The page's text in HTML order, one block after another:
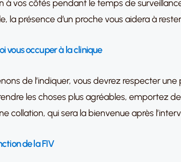
à vos côtés pendant le temps de
la présence d’un proche vous aidera à
vous occuper à la clinique
de l’indiquer, vous devrez respecter
les choses plus agréables, emportez
collation, qui sera la bienvenue après
de la FIV